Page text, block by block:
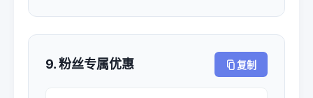
9. 粉丝专属优惠 复制